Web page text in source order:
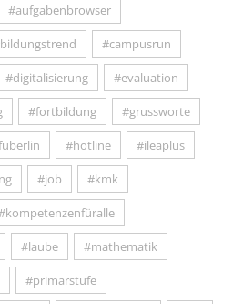
#aufgabenbrowser
#campusrun
#digitalisierung #evaluation
#fortbildung #grussworte
#hotline #ileaplus
#job #kmk
#laube #mathematik
#primarstufe